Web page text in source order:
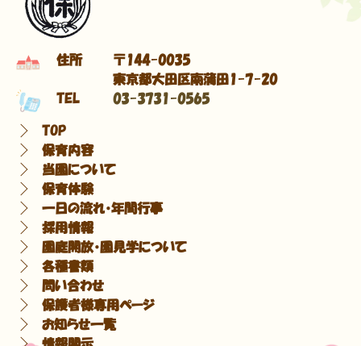
住所
〒144-0035
東京都大田区南蒲田1-7-20
TEL
03-3731-0565
TOP
保育内容
当園について
保育体験
一日の流れ・年間行事
採用情報
園庭開放・園見学について
各種書類
問い合わせ
保護者様専用ページ
お知らせ一覧